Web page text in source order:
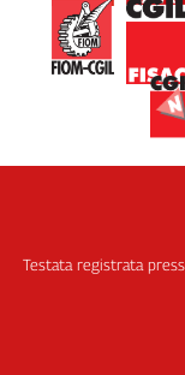
Testata registrata